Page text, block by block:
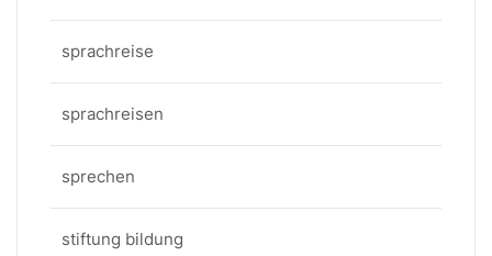
sprachreise
sprachreisen
sprechen
stiftung bildung